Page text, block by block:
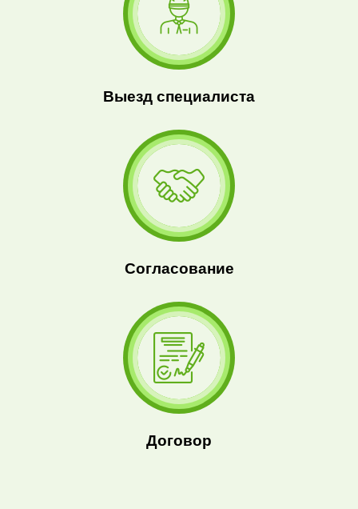
Выезд специалиста
Согласование
Договор